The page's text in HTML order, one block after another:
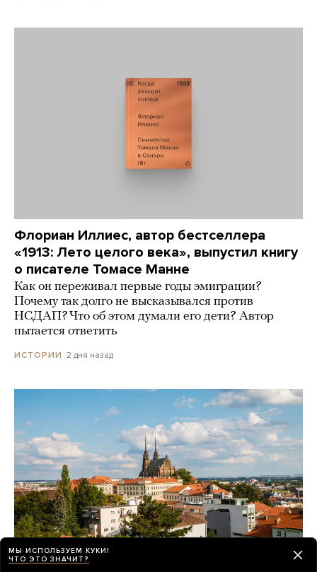
Флориан Иллиес, автор бестселлера
«1913: Лето целого века», выпустил книгу
о писателе Томасе Манне
Как он переживал первые годы эмиграции?
Почему так долго не высказывался против
НСДАП? Что об этом думали его дети? Автор
пытается ответить
ИСТОРИИ 2 дня назад
МЫ ИСПОЛЬЗУЕМ КУКИ!
ЧТО ЭТО ЗНАЧИТ?